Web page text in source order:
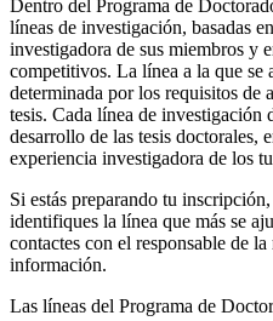
Dentro del Programa de
líneas de investigación, basadas
investigadora de sus miembros y
competitivos. La línea a la que se
determinada por los requisitos de
tesis. Cada línea de investigación
desarrollo de las tesis doctorales,
experiencia investigadora de los
Si estás preparando tu
identifiques la línea que más se
contactes con el responsable de
información.
Las líneas del Programa de